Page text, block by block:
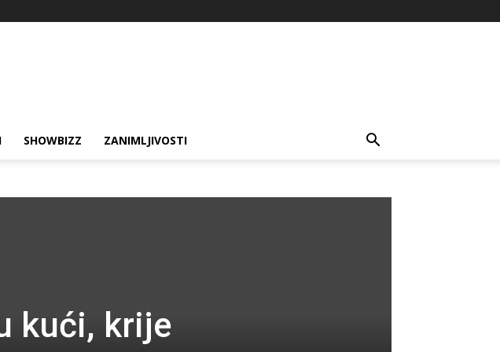
SHOWBIZZ ZANIMLJIVOSTI
kući, krije